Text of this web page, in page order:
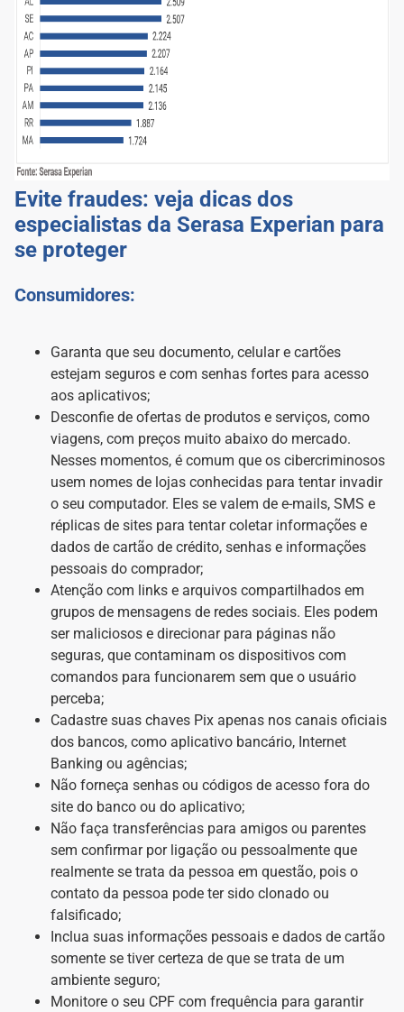
Evite fraudes: veja dicas dos
especialistas da Serasa Experian para
se proteger
Consumidores:
Garanta que seu documento, celular e cartões
estejam seguros e com senhas fortes para acesso
aos aplicativos;
Desconfie de ofertas de produtos e serviços, como
viagens, com preços muito abaixo do mercado.
Nesses momentos, é comum que os cibercriminosos
usem nomes de lojas conhecidas para tentar invadir
o seu computador. Eles se valem de e-mails, SMS e
réplicas de sites para tentar coletar informações e
dados de cartão de crédito, senhas e informações
pessoais do comprador;
Atenção com links e arquivos compartilhados em
grupos de mensagens de redes sociais. Eles podem
ser maliciosos e direcionar para páginas não
seguras, que contaminam os dispositivos com
comandos para funcionarem sem que o usuário
perceba;
Cadastre suas chaves Pix apenas nos canais oficiais
dos bancos, como aplicativo bancário, Internet
Banking ou agências;
Não forneça senhas ou códigos de acesso fora do
site do banco ou do aplicativo;
Não faça transferências para amigos ou parentes
sem confirmar por ligação ou pessoalmente que
realmente se trata da pessoa em questão, pois o
contato da pessoa pode ter sido clonado ou
falsificado;
Inclua suas informações pessoais e dados de cartão
somente se tiver certeza de que se trata de um
ambiente seguro;
Monitore o seu CPF com frequência para garantir